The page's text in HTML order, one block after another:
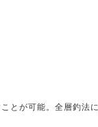
とが可能。全層釣法